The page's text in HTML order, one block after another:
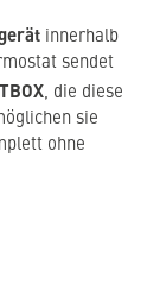
innerhalb
sendet
, die diese
sie
ohne